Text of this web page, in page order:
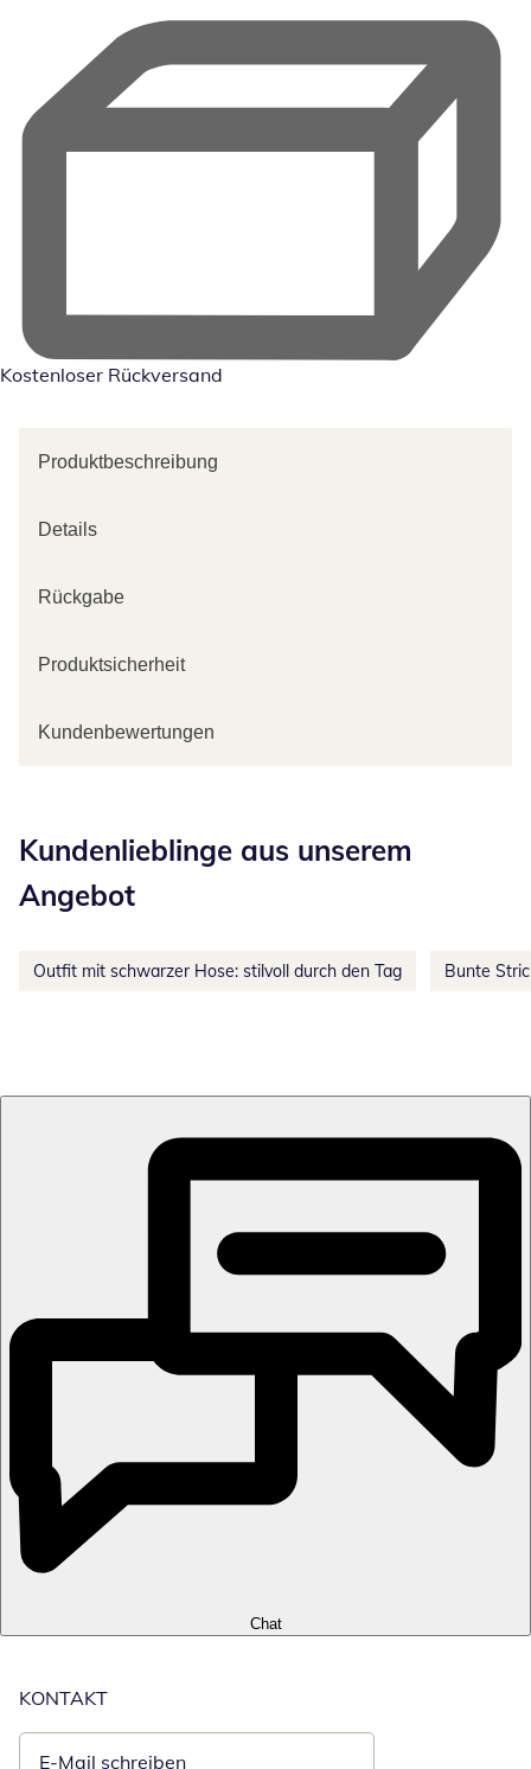
Kostenloser Rückversand
Produktbeschreibung
Details
Rückgabe
Produktsicherheit
Kundenbewertungen
Kundenlieblinge aus unserem
Angebot
Outfit mit schwarzer Hose: stilvoll durch den Tag Bunte
Chat
KONTAKT
E-Mail schreiben